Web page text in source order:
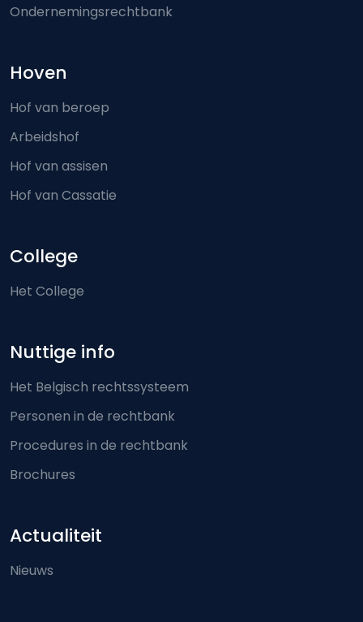
Ondernemingsrechtbank
Hoven
Hof van beroep
Arbeidshof
Hof van assisen
Hof van Cassatie
College
Het College
Nuttige info
Het Belgisch rechtssysteem
Personen in de rechtbank
Procedures in de rechtbank
Brochures
Actualiteit
Nieuws